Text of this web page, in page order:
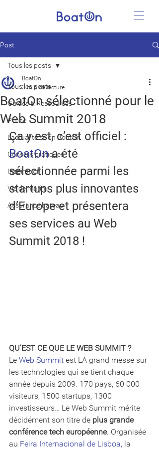
Post
Tous les posts
Guides & Ressources
Pêche
L'actualité selon BoatOn
Conseils pratiques
Inspiration
Vie de marin
Assurance bateau
Tous les posts
BoatOn sélectionné pour le
Web Summit 2018
BoatOn
3 min de lecture
Ça y est, c’est officiel :
BoatOn a été
sélectionnée parmi les
startups plus innovantes
d’Europe et présentera
ses services au Web
Summit 2018 !
QU’EST CE QUE LE WEB SUMMIT ?
Le Web Summit est LA grand messe sur
les technologies qui se tient chaque
année depuis 2009. 170 pays, 60 000
visiteurs, 1500 startups, 1300
investisseurs… Le Web Summit mérite
décidément son titre de plus grande
conférence tech européenne. Organisée
au Feira Internacional de Lisboa, la